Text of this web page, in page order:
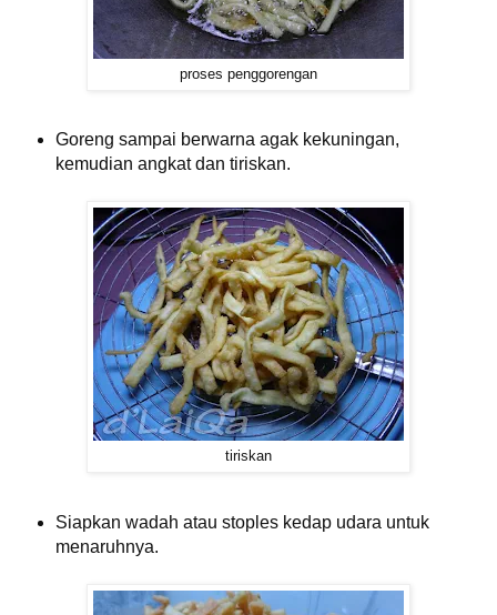
proses penggorengan
Goreng sampai berwarna agak kekuningan,
kemudian angkat dan tiriskan.
tiriskan
Siapkan wadah atau stoples kedap udara untuk
menaruhnya.